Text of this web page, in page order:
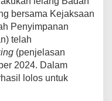
bersama Kejaksaan
Penyimpanan
telah
(penjelasan
2024. Dalam
lolos untuk